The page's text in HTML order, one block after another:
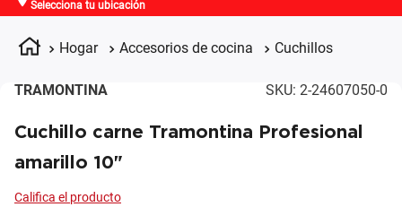
Selecciona tu ubicación
Hogar Accesorios de cocina Cuchillos
TRAMONTINA SKU: 2-24607050-0
Cuchillo carne Tramontina Profesional
amarillo 10"
Términos más buscados
4. apple